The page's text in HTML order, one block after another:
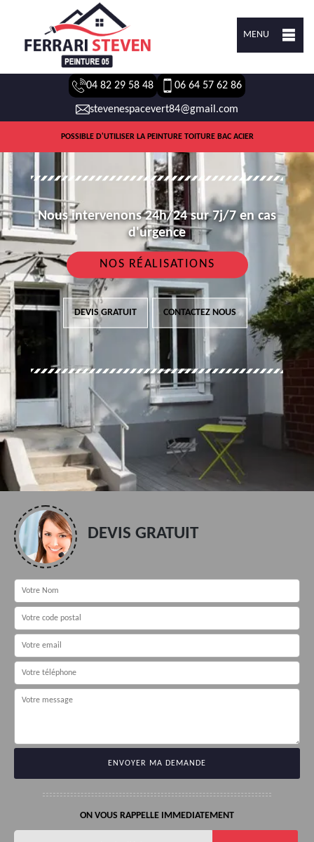
MENU
04 82 29 58 48 06 64 57 62 86
stevenespacevert84@gmail.com
POSSIBLE D'UTILISER LA PEINTURE TOITURE BAC ACIER
Nous intervenons 24h/24 sur 7j/7 en cas
d'urgence
NOS RÉALISATIONS
DEVIS GRATUIT CONTACTEZ NOUS
DEVIS GRATUIT
ON VOUS RAPPELLE IMMEDIATEMENT